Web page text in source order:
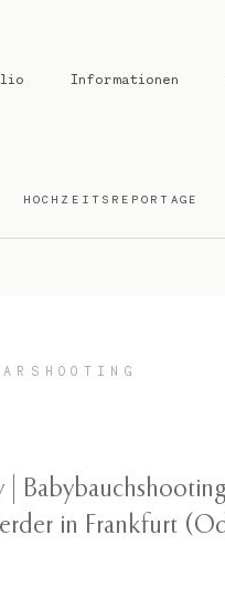
Informationen
HOCHZEITSREPORTAGE
|
in Frankfurt